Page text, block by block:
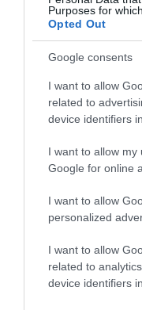
Purposes for
Opted Out
Google consents
I want to allow
related to
device identifiers
I want to allow
Google for online
I want to allow
personalized
I want to allow
related to
device identifiers
lakosztály is arra
Aki igazán komoly
hogy a két Jacuzzi
szuper luxus
tetején találhatók,
Milyenek a szobák
kattintva
Csatlakozzcs
értesülhetsz fürdős